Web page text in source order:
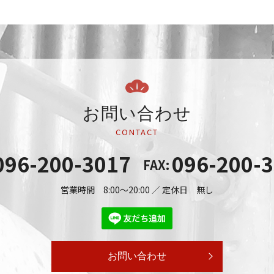
お問い合わせ
CONTACT
200-3017 FAX: 096-200-
営業時間 8:00～20:00 ／ 定休日 無し
お問い合わせ